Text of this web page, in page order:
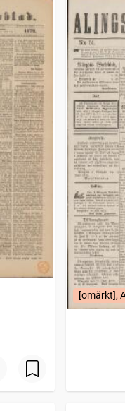
3 816
3 763
3 736
3 696
3 661
3 637
3 602
3 602
3 591
3 576
3 573
3 559
3 525
3 487
3 484
[omärkt],